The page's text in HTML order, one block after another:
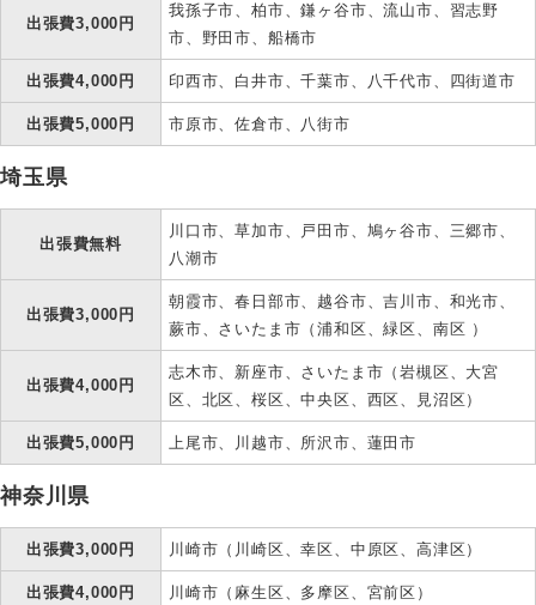
出張費3,000円
我孫子市、柏市、鎌ヶ谷市、流山市、習志野
市、野田市、船橋市
出張費4,000円 印西市、白井市、千葉市、八千代市、四街道市
出張費5,000円 市原市、佐倉市、八街市
埼玉県
出張費無料
川口市、草加市、戸田市、鳩ヶ谷市、三郷市、
八潮市
出張費3,000円
朝霞市、春日部市、越谷市、吉川市、和光市、
蕨市、さいたま市（浦和区、緑区、南区 ）
出張費4,000円
志木市、新座市、さいたま市（岩槻区、大宮
区、北区、桜区、中央区、西区、見沼区）
出張費5,000円 上尾市、川越市、所沢市、蓮田市
神奈川県
出張費3,000円 川崎市（川崎区、幸区、中原区、高津区）
出張費4,000円 川崎市（麻生区、多摩区、宮前区）